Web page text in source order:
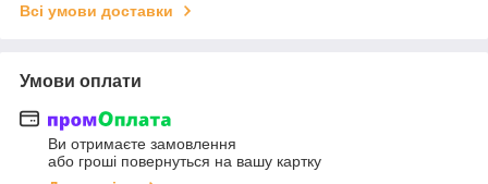
Всі умови доставки
Умови оплати
Ви отримаєте замовлення
або гроші повернуться на вашу картку